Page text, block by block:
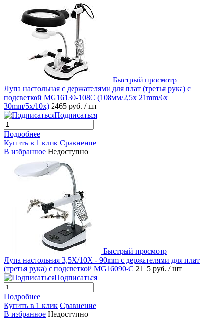
Быстрый просмотр
Лупа настольная с держателями для плат (третья рука) с
подсветкой MG16130-108C (108мм/2,5x 21mm/6x
30mm/5x/10x) 2465 руб. / шт
Подписаться
Подробнее
Купить в 1 клик Сравнение
В избранное Недоступно
Быстрый просмотр
Лупа настольная 3,5X/10X - 90mm с держателями для плат
(третья рука) с подсветкой MG16090-C 2115 руб. / шт
Подписаться
Подробнее
Купить в 1 клик Сравнение
В избранное Недоступно